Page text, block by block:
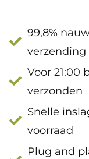
99,8%
Voor 21:00
verzonden
Snelle
voorraad
Plug and